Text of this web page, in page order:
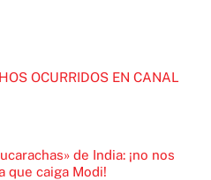
OCURRIDOS EN CANAL
de India: ¡no nos
que caiga Modi!